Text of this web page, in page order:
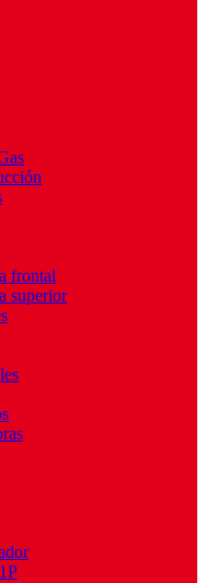
frontal
superior